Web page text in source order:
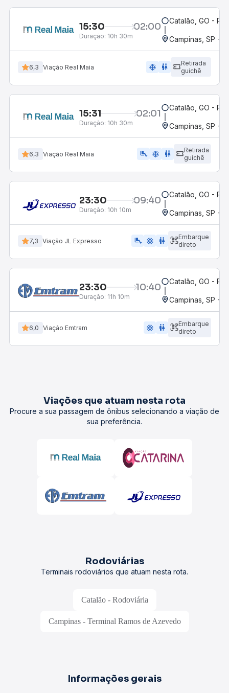
15:30 02:00
Duração: 10h 30m
Catalão, GO -
Campinas, SP -
6,3 Viação Real Maia ac_unit wc
Retirada
guichê
15:31 02:01
Duração: 10h 30m
Catalão, GO -
Campinas, SP -
6,3 Viação Real Maia airline_seat_legroom_extra ac_unit wc
Retirada
guichê
23:30 09:40
Duração: 10h 10m
Catalão, GO -
Campinas, SP -
7,3 Viação JL Expresso airline_seat_legroom_extra ac_unit wc
Embarque
direto
23:30 10:40
Duração: 11h 10m
Catalão, GO -
Campinas, SP -
6,0 Viação Emtram ac_unit wc
Embarque
direto
Viações que atuam nesta rota
Procure a sua passagem de ônibus selecionando a viação de
sua preferência.
Rodoviárias
Terminais rodoviários que atuam nesta rota.
Catalão - Rodoviária
Campinas - Terminal Ramos de Azevedo
Informações gerais